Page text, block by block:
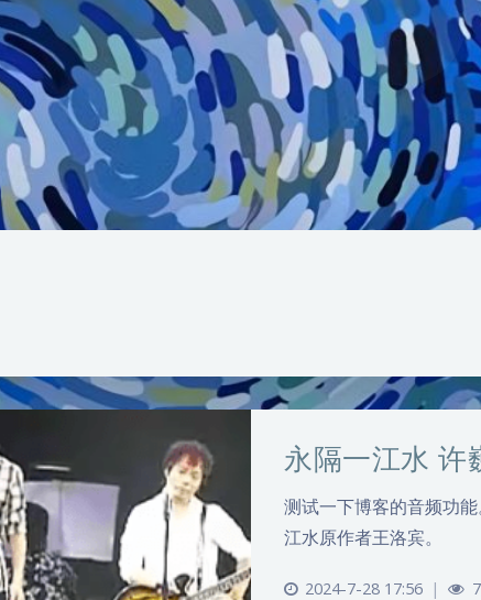
永隔一江水 许
测试一下博客的音频功
江水原作者王洛宾。
2024-7-28 17:56 |